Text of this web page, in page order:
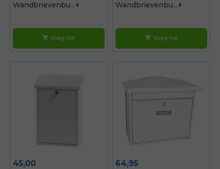
Wandbrievenbu...
shopping_cart Voeg toe
Wandbrievenbu...
shopping_cart Voeg toe
Prijs
45,00 Prijs
64,95